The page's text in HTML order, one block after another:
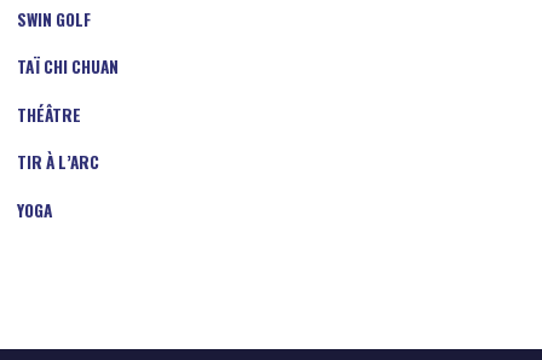
SWIN GOLF
TAÏ CHI CHUAN
THÉÂTRE
TIR À L’ARC
YOGA